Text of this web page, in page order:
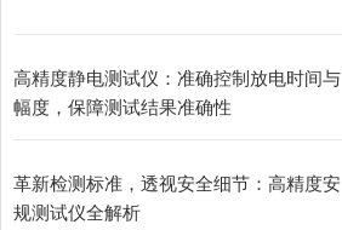
高精度静电测试仪：准确控制放电时间与
幅度，保障测试结果准确性
革新检测标准，透视安全细节：高精度安
规测试仪全解析